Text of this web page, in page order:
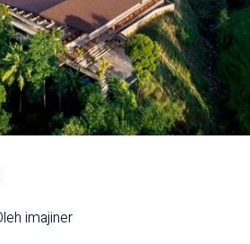
imajiner